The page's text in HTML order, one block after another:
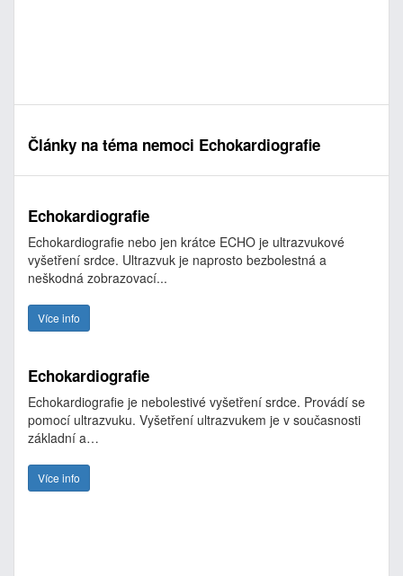
Články na téma nemoci Echokardiografie
Echokardiografie
Echokardiografie nebo jen krátce ECHO je ultrazvukové
vyšetření srdce. Ultrazvuk je naprosto bezbolestná a
neškodná zobrazovací...
Více info
Echokardiografie
Echokardiografie je nebolestivé vyšetření srdce. Provádí se
pomocí ultrazvuku. Vyšetření ultrazvukem je v současnosti
základní a…
Více info